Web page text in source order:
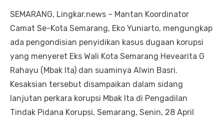
SEMARANG, Lingkar.news – Mantan Koordinator
Camat Se-Kota Semarang, Eko Yuniarto, mengungkap
ada pengondisian penyidikan kasus dugaan korupsi
yang menyeret Eks Wali Kota Semarang Hevearita G
Rahayu (Mbak Ita) dan suaminya Alwin Basri.
Kesaksian tersebut disampaikan dalam sidang
lanjutan perkara korupsi Mbak Ita di Pengadilan
Tindak Pidana Korupsi, Semarang, Senin, 28 April